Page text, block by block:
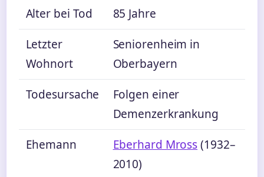
Alter bei Tod
85 Jahre
Letzter
Wohnort
Seniorenheim in
Oberbayern
Todesursache
Folgen einer
Demenzerkrankung
Ehemann
Eberhard Mross(1932–
2010)